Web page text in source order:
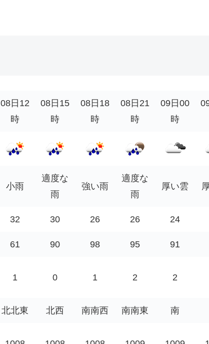
08日12
時
08日15
時
08日18
時
08日21
時
09日00
時
小雨
適度な
雨
強い雨
適度な
雨
厚い雲
32 30 26 26 24
61 90 98 95 91
1 0 1 2 2
北北東 北西 南南西 南南東 南